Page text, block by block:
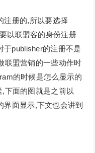
注册的,所以要选择
以联盟客的身份注册
于publisher的注册不是
联盟营销的一些动作时
的时候是怎么显示的
下面的图就是之前以
面显示,下文也会讲到